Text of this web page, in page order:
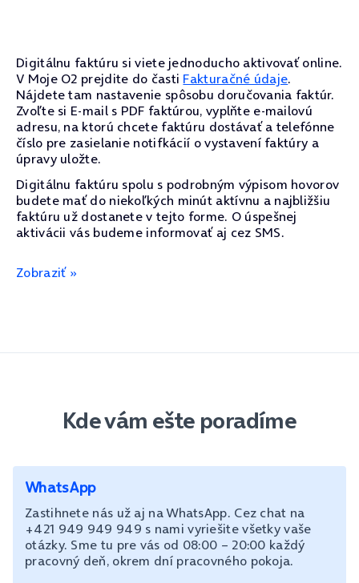
Digitálnu faktúru si viete jednoducho aktivovať online.
V Moje O2 prejdite do časti Fakturačné údaje.
Nájdete tam nastavenie spôsobu doručovania faktúr.
Zvoľte si E-mail s PDF faktúrou, vyplňte e-mailovú
adresu, na ktorú chcete faktúru dostávať a telefónne
číslo pre zasielanie notifkácií o vystavení faktúry a
úpravy uložte.
Digitálnu faktúru spolu s podrobným výpisom hovorov
budete mať do niekoľkých minút aktívnu a najbližšiu
faktúru už dostanete v tejto forme. O úspešnej
aktivácii vás budeme informovať aj cez SMS.
Zobraziť »
Kde vám ešte poradíme
WhatsApp
Zastihnete nás už aj na WhatsApp. Cez chat na
+421 949 949 949 s nami vyriešite všetky vaše
otázky. Sme tu pre vás od 08:00 – 20:00 každý
pracovný deň, okrem dní pracovného pokoja.